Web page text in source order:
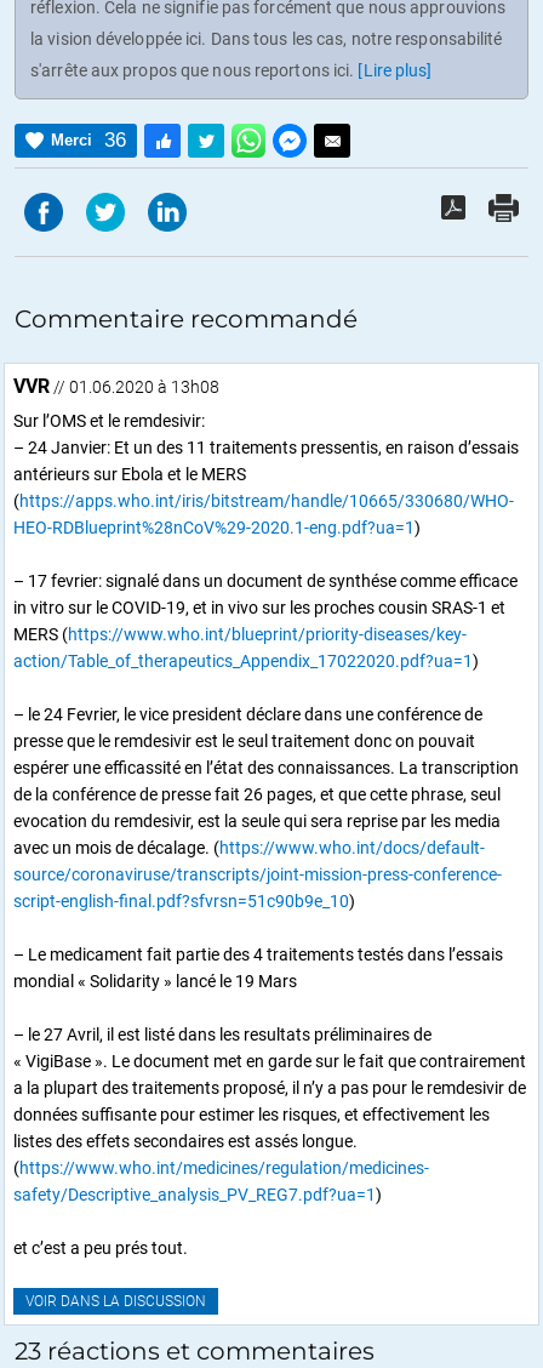
réflexion. Cela ne signifie pas forcément que nous approuvions
la vision développée ici. Dans tous les cas, notre responsabilité
s'arrête aux propos que nous reportons ici. [Lire plus]
Merci 36
Commentaire recommandé
VVR // 01.06.2020 à 13h08
Sur l’OMS et le remdesivir:
– 24 Janvier: Et un des 11 traitements pressentis, en raison d’essais
antérieurs sur Ebola et le MERS
(https://apps.who.int/iris/bitstream/handle/10665/330680/WHO-
HEO-RDBlueprint%28nCoV%29-2020.1-eng.pdf?ua=1)
– 17 fevrier: signalé dans un document de synthése comme efficace
in vitro sur le COVID-19, et in vivo sur les proches cousin SRAS-1 et
MERS (https://www.who.int/blueprint/priority-diseases/key-
action/Table_of_therapeutics_Appendix_17022020.pdf?ua=1)
– le 24 Fevrier, le vice president déclare dans une conférence de
presse que le remdesivir est le seul traitement donc on pouvait
espérer une efficassité en l’état des connaissances. La transcription
de la conférence de presse fait 26 pages, et que cette phrase, seul
evocation du remdesivir, est la seule qui sera reprise par les media
avec un mois de décalage. (https://www.who.int/docs/default-
source/coronaviruse/transcripts/joint-mission-press-conference-
script-english-final.pdf?sfvrsn=51c90b9e_10)
– Le medicament fait partie des 4 traitements testés dans l’essais
mondial « Solidarity » lancé le 19 Mars
– le 27 Avril, il est listé dans les resultats préliminaires de
« VigiBase ». Le document met en garde sur le fait que contrairement
a la plupart des traitements proposé, il n’y a pas pour le remdesivir de
données suffisante pour estimer les risques, et effectivement les
listes des effets secondaires est assés longue.
(https://www.who.int/medicines/regulation/medicines-
safety/Descriptive_analysis_PV_REG7.pdf?ua=1)
et c’est a peu prés tout.
VOIR DANS LA DISCUSSION
23 réactions et commentaires